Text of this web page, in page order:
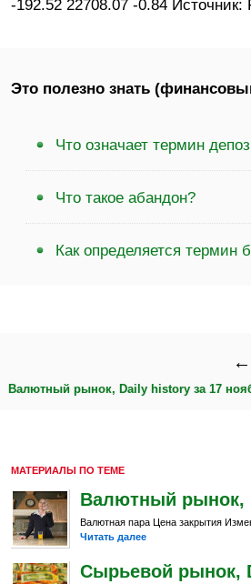
-192.52 22708.07 -0.84 Источник:
Это полезно знать
Что означает термин
Что такое абандон?
Как определяется термин
←
Валютный рынок, Daily history за 17
МАТЕРИАЛЫ ПО ТЕМЕ
Валютный рынок,
Валютная пара Цена закрытия
Читать далее
Сырьевой рынок,